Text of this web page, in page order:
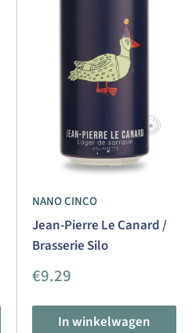
NANO CINCO
Jean-Pierre Le Canard /
Brasserie Silo
Aanbiedingsprijs
€9.29
In winkelwagen